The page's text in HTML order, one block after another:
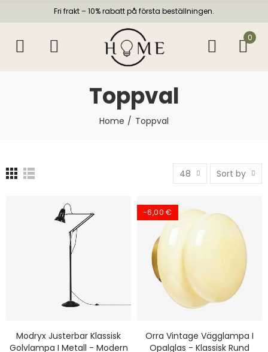
Fri frakt – 10% rabatt på första beställningen.
0
Toppval
Home Toppval
48 Sort by
Modryx Justerbar Klassisk
Golvlampa I Metall - Modern
-6,00 €
Orra Vintage Vägglampa I
Opalglas - Klassisk Rund